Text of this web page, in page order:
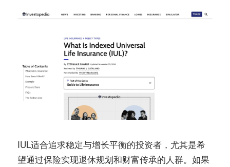
IUL适合追求稳定与增长平衡的投资者，尤其是希
望通过保险实现退休规划和财富传承的人群。如果